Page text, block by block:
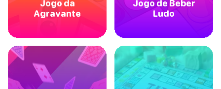
Jogo da
Agravante
Jogo de Beber
Ludo